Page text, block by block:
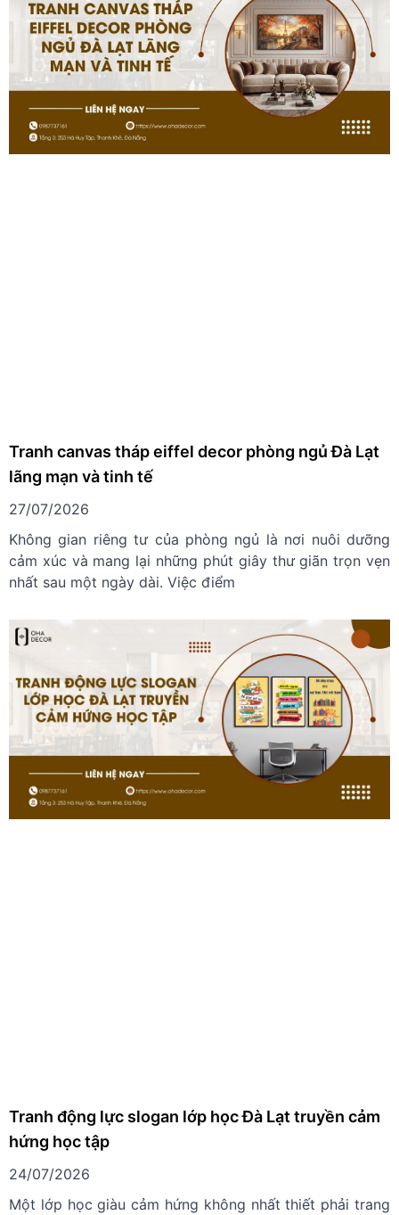
Tranh canvas tháp eiffel decor phòng ngủ Đà Lạt
lãng mạn và tinh tế
27/07/2026
Không gian riêng tư của phòng ngủ là nơi nuôi dưỡng
cảm xúc và mang lại những phút giây thư giãn trọn vẹn
nhất sau một ngày dài. Việc điểm
Tranh động lực slogan lớp học Đà Lạt truyền cảm
hứng học tập
24/07/2026
Một lớp học giàu cảm hứng không nhất thiết phải trang